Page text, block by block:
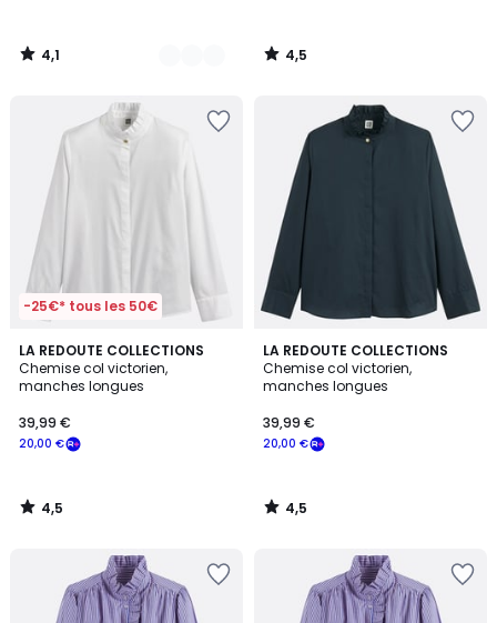
4,1
/
4,5
/
-25€* tous les 50€
LA REDOUTE COLLECTIONS
Chemise col victorien,
manches longues
20,00 €
39,99 €
4,5
/ 5
4,5
/
LA REDOUTE COLLECTIONS
Chemise col victorien,
manches longues
20,00 €
39,99 €
4,5
/ 5
4,5
/